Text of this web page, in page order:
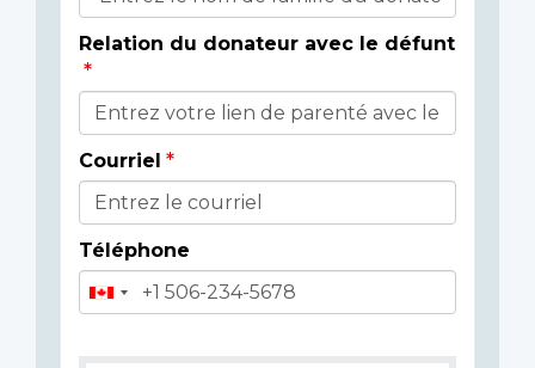
Relation du donateur avec le défunt
Courriel
Téléphone